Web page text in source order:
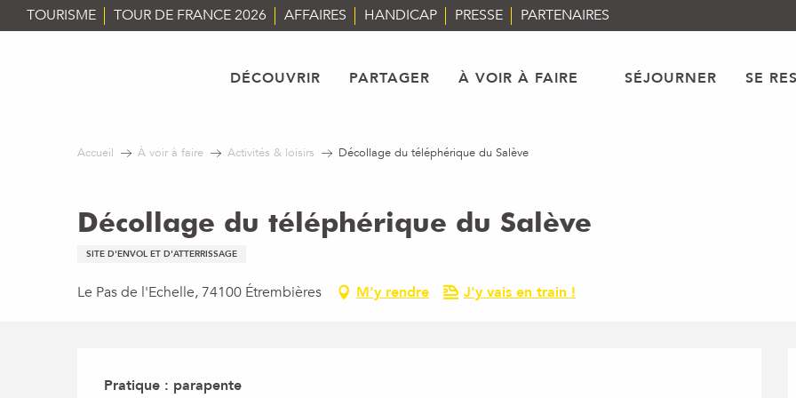
Aller
au
TOURISME TOUR DE FRANCE 2026 AFFAIRES HANDICAP PRESSE PARTENAIRES
DÉCOUVRIR PARTAGER À VOIR À FAIRE SÉJOURNER SE
Accueil À voir à faire Activités & loisirs Décollage du téléphérique du Salève
Décollage du téléphérique du Salève
SITE D'ENVOL ET D'ATTERRISSAGE
Le Pas de l'Echelle, 74100 Étrembières M'y rendre J'y vais en train !
Description
Pratique : parapente